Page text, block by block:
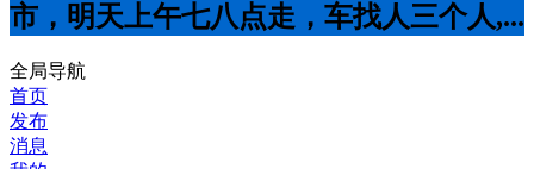
市，明天上午七八点走，车找人三个人,...
全局导航
首页
发布
消息